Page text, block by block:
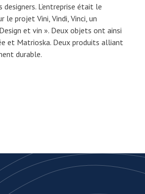
L’entreprise était le
le projet Vini, Vindi, Vinci, un
et vin ». Deux objets ont ainsi
et Matrioska. Deux produits alliant
durable.